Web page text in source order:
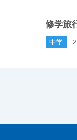
修学旅
中学